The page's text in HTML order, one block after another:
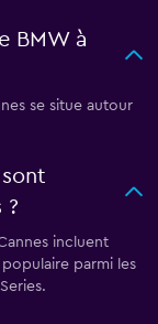
BMW à
se situe autour
?
incluent
parmi les